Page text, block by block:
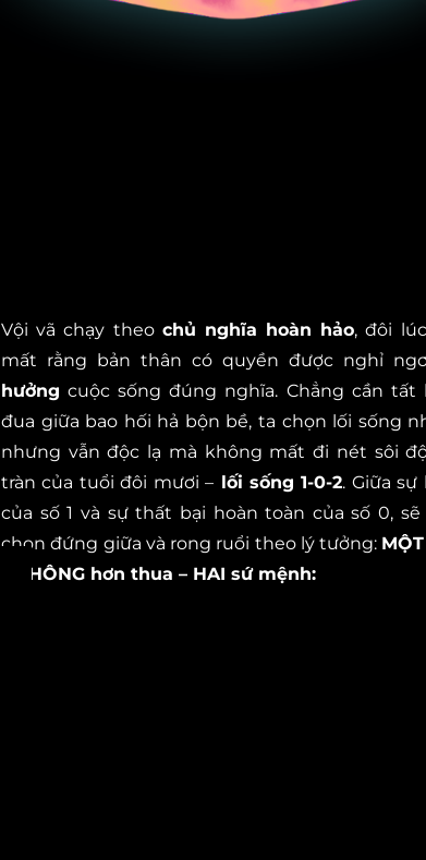
Vội vã chạy theo chủ nghĩa hoàn hảo, đôi
mất rằng bản thân có quyền được nghỉ
hưởng cuộc sống đúng nghĩa. Chẳng cần tất
đua giữa bao hối hả bộn bề, ta chọn lối sống
nhưng vẫn độc lạ mà không mất đi nét sôi
tràn của tuổi đôi mươi – lối sống 1-0-2. Giữa sự
của số 1 và sự thất bại hoàn toàn của số 0,
chọn đứng giữa và rong ruổi theo lý tưởng:
– KHÔNG hơn thua – HAI sứ mệnh: